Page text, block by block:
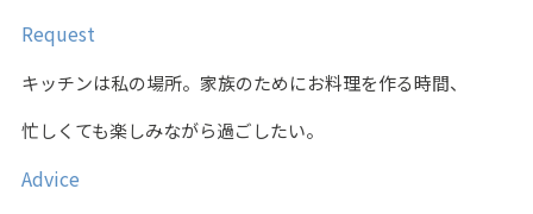
Request
キッチンは私の場所。家族のためにお料理を作る時間、
忙しくても楽しみながら過ごしたい。
Advice